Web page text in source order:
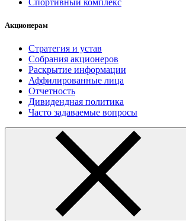
Спортивный комплекс
Акционерам
Стратегия и устав
Собрания акционеров
Раскрытие информации
Аффилированные лица
Отчетность
Дивидендная политика
Часто задаваемые вопросы